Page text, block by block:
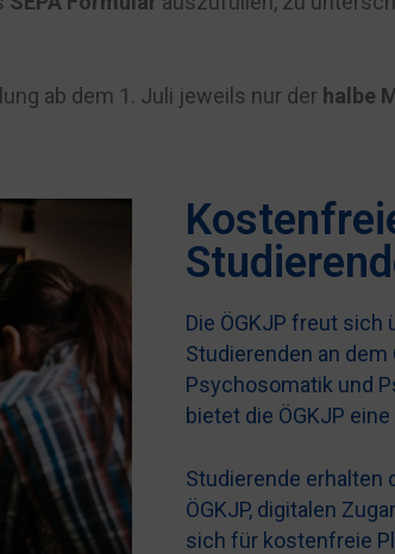
ab dem 1. Juli jeweils nur der halbe
Die ÖGKJP freut
Studierenden an
Psychosomatik und
bietet die ÖGKJP
Studierende erhalten
ÖGKJP, digitalen
sich für kostenfreie